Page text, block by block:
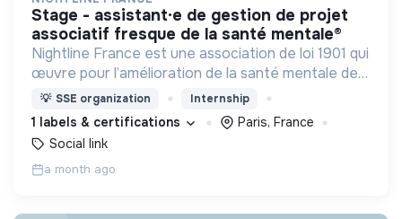
stage - assistant·e de gestion de projet
associatif fresque de la santé mentale®
Nightline France est une association de loi 1901 qui
œuvre pour l’amélioration de la santé mentale des
jeunes et en particulier des étudiant·e·s en
agissant à l'échelle individuelle et collective.
💡 SSE organization Internship
1 labels & certifications
Paris, France
Social link
a month ago